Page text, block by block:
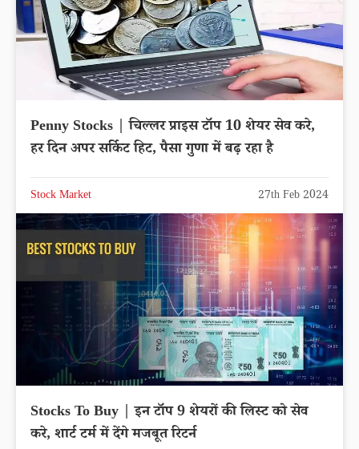
Penny Stocks | चिल्लर प्राइस टॉप 10 शेयर सेव करे,
हर दिन अपर सर्किट हिट, पैसा गुणा में बढ़ रहा है
Stock Market 27th Feb 2024
Stocks To Buy | इन टॉप 9 शेयरों की लिस्ट को सेव
करे, शार्ट टर्म में देंगे मजबूत रिटर्न